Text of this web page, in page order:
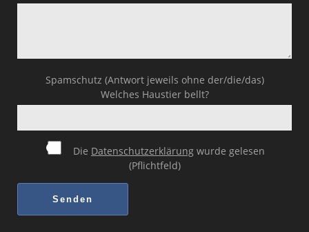
Spamschutz (Antwort jeweils ohne der/die/das)
Welches Haustier bellt?
Die Datenschutzerklärung wurde gelesen
(Pflichtfeld)